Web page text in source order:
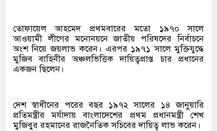
তোফায়েল আহমেদ প্রথমবারের মতো ১৯৭০ সালে
আওয়ামী লীগের মনোনয়নে জাতীয় পরিষদের নির্বাচনে
অংশ নিয়ে জয়লাভ করেন। এরপর ১৯৭১ সালে মুক্তিযুদ্ধে
মুজিব বাহিনীর অঞ্চলভিত্তিক দায়িত্বপ্রাপ্ত চার প্রধানের
একজন ছিলেন।
দেশ স্বাধীনের পরের বছর ১৯৭২ সালের ১৪ জানুয়ারি
প্রতিমন্ত্রীর মর্যাদায় বাংলাদেশের প্রথম প্রধানমন্ত্রী শেখ
মুজিবুর রহমানের রাজনৈতিক সচিবের দায়িত্ব লাভ করেন।